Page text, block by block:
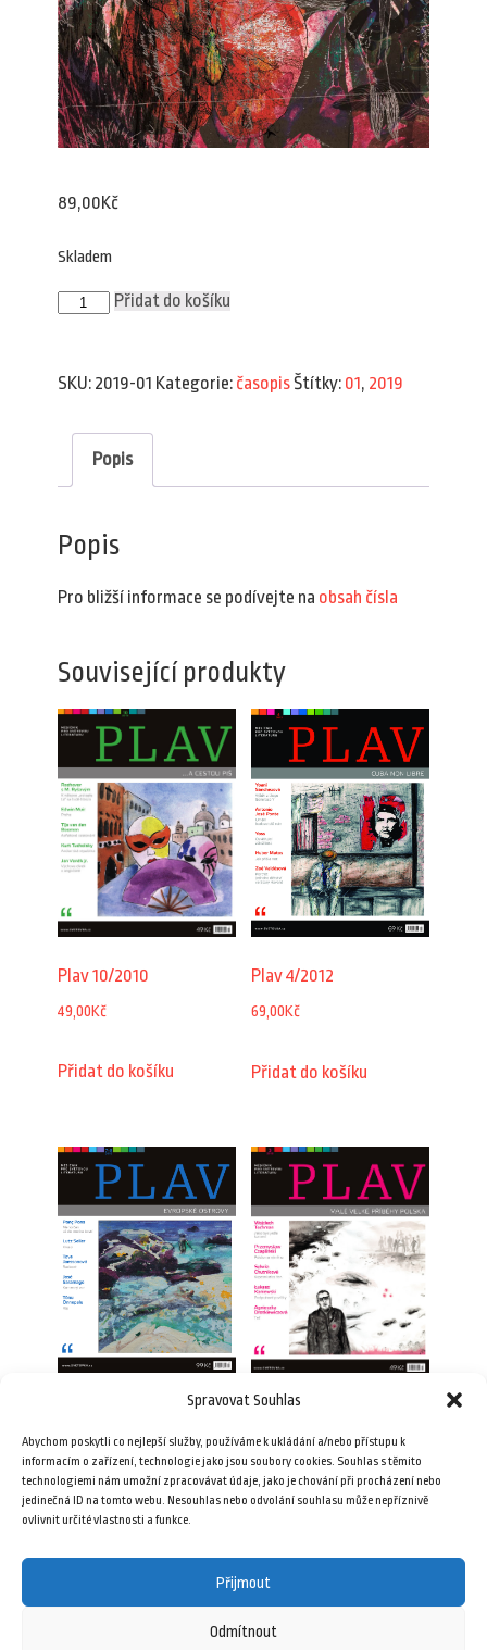
Spravovat Souhlas
Abychom poskytli co nejlepší služby, používáme k ukládání a/nebo přístupu k
informacím o zařízení, technologie jako jsou soubory cookies. Souhlas s těmito
technologiemi nám umožní zpracovávat údaje, jako je chování při procházení nebo
jedinečná ID na tomto webu. Nesouhlas nebo odvolání souhlasu může nepříznivě
ovlivnit určité vlastnosti a funkce.
Přijmout
Odmítnout
89,00Kč
Skladem
Plav
1/2019
Přidat do košíku
SKU: 2019-01 Kategorie: časopisŠtítky: 01, 2019
Popis
Popis
Pro bližší informace se podívejte na obsah čísla
Související produkty
Plav 10/2010
49,00Kč
Přidat do košíku
Plav 4/2012
69,00Kč
Přidat do košíku
99,00Kč
Přidat do košíku
49,00Kč
Přidat do košíku